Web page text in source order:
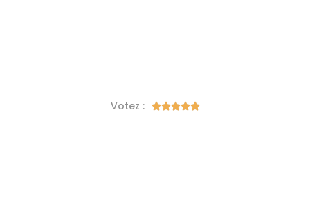
Votez : 